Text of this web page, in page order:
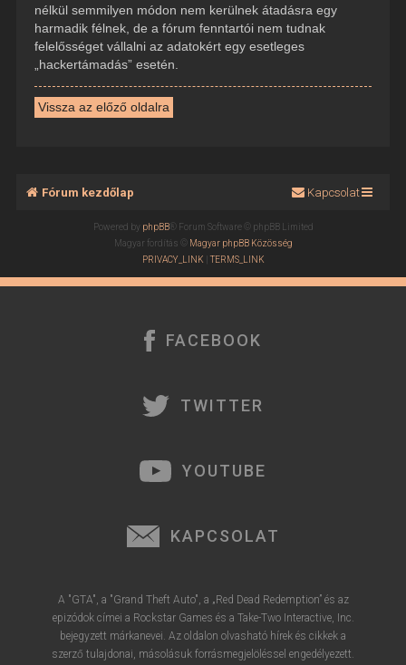
nélkül semmilyen módon nem kerülnek átadásra egy
harmadik félnek, de a fórum fenntartói nem tudnak
felelősséget vállalni az adatokért egy esetleges
„hackertámadás” esetén.
Vissza az előző oldalra
Fórum kezdőlap Kapcsolat
Powered by phpBB® Forum Software © phpBB Limited
Magyar fordítás © Magyar phpBB Közösség
PRIVACY_LINK |TERMS_LINK
FACEBOOK
TWITTER
YOUTUBE
KAPCSOLAT
A "GTA", a "Grand Theft Auto", a „Red Dead Redemption” és az
epizódok címei a Rockstar Games és a Take-Two Interactive, Inc.
bejegyzett márkanevei. Az oldalon olvasható hírek és cikkek a
szerző tulajdonai, másolásuk forrásmegjelöléssel engedélyezett.